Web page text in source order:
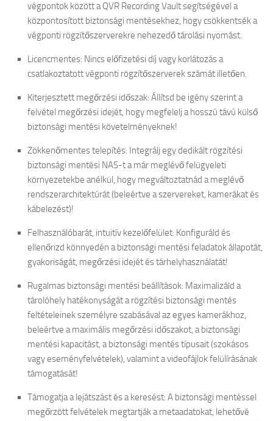
végpontok között a QVR Recording Vault segítségével a
központosított biztonsági mentésekhez, hogy csökkentsék a
végponti rögzítőszerverekre nehezedő tárolási nyomást.
Licencmentes: Nincs előfizetési díj vagy korlátozás a
csatlakoztatott végponti rögzítőszerverek számát illetően.
Kiterjesztett megőrzési időszak: Állítsd be igény szerint a
felvétel megőrzési idejét, hogy megfelelj a hosszú távú külső
biztonsági mentési követelményeknek!
Zökkenőmentes telepítés: Integrálj egy dedikált rögzítési
biztonsági mentési NAS-t a már meglévő felügyeleti
környezetekbe anélkül, hogy megváltoztatnád a meglévő
rendszerarchitektúrát (beleértve a szervereket, kamerákat és
kábelezést)!
Felhasználóbarát, intuitív kezelőfelület: Konfiguráld és
ellenőrizd könnyedén a biztonsági mentési feladatok állapotát,
gyakoriságát, megőrzési idejét és tárhelyhasználatát!
Rugalmas biztonsági mentési beállítások: Maximalizáld a
tárolóhely hatékonyságát a rögzítési biztonsági mentés
feltételeinek személyre szabásával az egyes kamerákhoz,
beleértve a maximális megőrzési időszakot, a biztonsági
mentési kapacitást, a biztonsági mentés típusait (szokásos
vagy eseményfelvételek), valamint a videofájlok felülírásának
támogatását!
Támogatja a lejátszást és a keresést: A biztonsági mentéssel
megőrzött felvételek megtartják a metaadatokat, lehetővé